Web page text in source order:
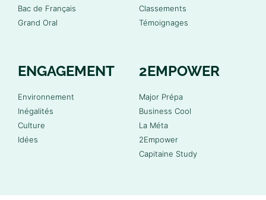
Bac de Français
Grand Oral
Classements
Témoignages
ENGAGEMENT
Environnement
Inégalités
Culture
Idées
2EMPOWER
Major Prépa
Business Cool
La Méta
2Empower
Capitaine Study